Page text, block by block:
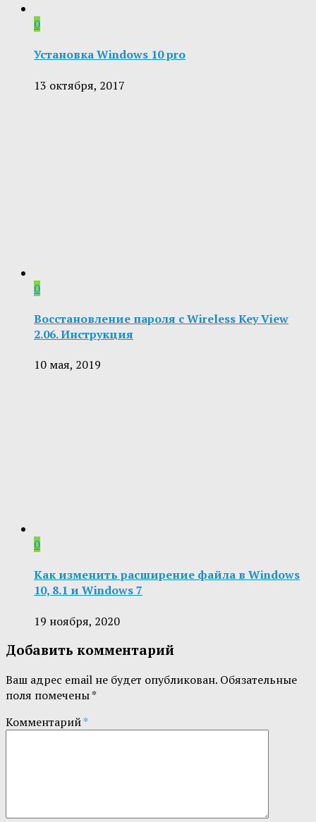
0
Установка Windows 10 pro
13 октября, 2017
0
Восстановление пароля с Wireless Key View
2.06. Инструкция
10 мая, 2019
0
Как изменить расширение файла в Windows
10, 8.1 и Windows 7
19 ноября, 2020
Добавить комментарий
Ваш адрес email не будет опубликован. Обязательные
поля помечены*
Комментарий*